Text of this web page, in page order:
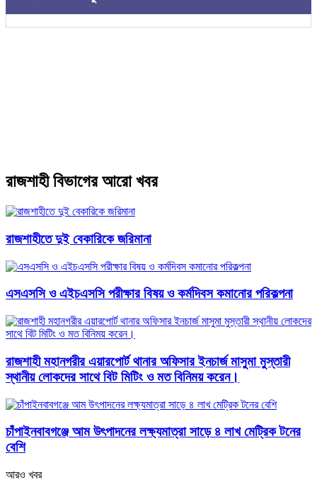
রাজশাহী বিভাগের আরো খবর
রাজশাহীতে দুই বেকারিকে জরিমানা
এসএসসি ও এইচএসসি পরীক্ষার বিষয় ও কর্মদিবস কমানোর পরিকল্পনা
রাজশাহী মহানগরীর এয়ারপোর্ট থানার অফিসার ইনচার্জ মাসুমা মুস্তারী
স্থানীয় লোকদের সাথে বিট মিটিং ও মত বিনিময় করেন।
চাঁপাইনবাবগঞ্জে আম উৎপাদনের লক্ষ্যমাত্রা সাড়ে ৪ লাখ মেট্রিক টনের
বেশি
আরও খবর